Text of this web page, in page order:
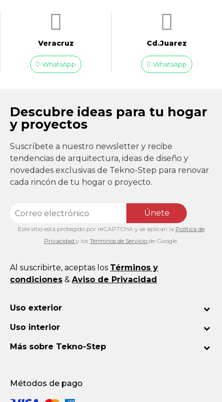
Veracruz
WhatsApp
Cd.Juarez
WhatsApp
Descubre ideas para tu hogar
y proyectos
Suscríbete a nuestro newsletter y recibe
tendencias de arquitectura, ideas de diseño y
novedades exclusivas de Tekno-Step para renovar
cada rincón de tu hogar o proyecto.
Únete
Este sitio está protegido por reCAPTCHA y se aplican la Política de
Privacidad y los Términos de Servicio de Google.
Al suscribirte, aceptas los Términos y
condiciones & Aviso de Privacidad
Uso exterior
Uso interior
Más sobre Tekno-Step
Métodos de pago